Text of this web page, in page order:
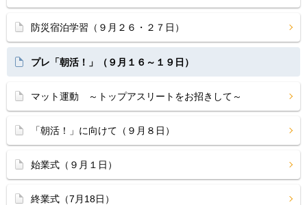
防災宿泊学習（９月２６・２７日）
プレ「朝活！」（９月１６～１９日）
マット運動 ～トップアスリートをお招きして～
「朝活！」に向けて（９月８日）
始業式（９月１日）
終業式（7月18日）